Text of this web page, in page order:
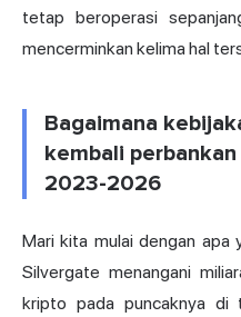
tetap beroperasi
mencerminkan kelima hal
Bagaimana
kembali
2023-2026
Mari kita mulai dengan apa
Silvergate menangani
kripto pada puncaknya di